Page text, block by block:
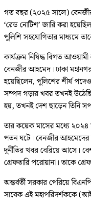
গত বছর (২০২৫ সালে)
‘রেড নোটিশ’ জারি করা
পুলিশি সহযোগিতার মাধ্যমে
কার্যক্রম নিষিদ্ধ বিগত
বেনজীর আহমেদ। ঢাকা
হয়েছিলেন, পুলিশের শীর্ষ
সম্পদ গড়ার খবর তখনই
হয়, তখনই দেশ ছাড়েন তিনি
তার কয়েক মাসের মধ্যে
পতন ঘটে। বেনজীর আহমেদের
দুর্নীতির খবর বেরিয়ে আসে।
গ্রেফতারি পরোয়ানা। তাকে
অন্তর্বর্তী সরকার পেরিয়ে
সাবেক এই মহাপরিদর্শককে